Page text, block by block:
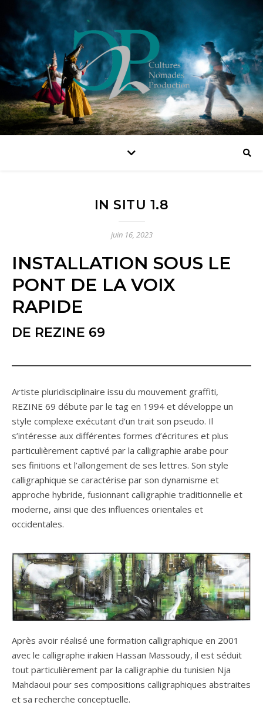
IN SITU 1.8
juin 16, 2023
INSTALLATION SOUS LE
PONT DE LA VOIX
RAPIDE
DE REZINE 69
Artiste pluridisciplinaire issu du mouvement graffiti,
REZINE 69 débute par le tag en 1994 et développe un
style complexe exécutant d’un trait son pseudo. Il
s’intéresse aux différentes formes d’écritures et plus
particulièrement captivé par la calligraphie arabe pour
ses finitions et l’allongement de ses lettres. Son style
calligraphique se caractérise par son dynamisme et
approche hybride, fusionnant calligraphie traditionnelle et
moderne, ainsi que des influences orientales et
occidentales.
Après avoir réalisé une formation calligraphique en 2001
avec le calligraphe irakien Hassan Massoudy, il est séduit
tout particulièrement par la calligraphie du tunisien Nja
Mahdaoui pour ses compositions calligraphiques abstraites
et sa recherche conceptuelle.